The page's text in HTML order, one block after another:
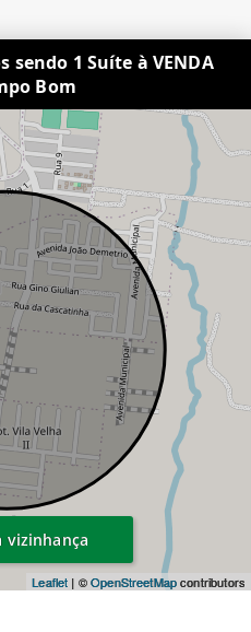
sendo 1 Suíte à VENDA
Bom
Leaflet | ©OpenStreetMapcontributors
vizinhança